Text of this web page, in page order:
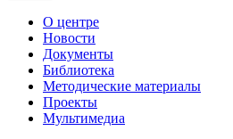
О центре
Новости
Документы
Библиотека
Методические материалы
Проекты
Мультимедиа